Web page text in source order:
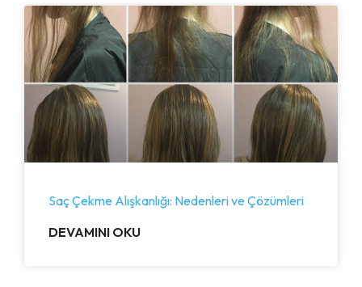
Saç Çekme Alışkanlığı: Nedenleri ve Çözümleri
DEVAMINI OKU